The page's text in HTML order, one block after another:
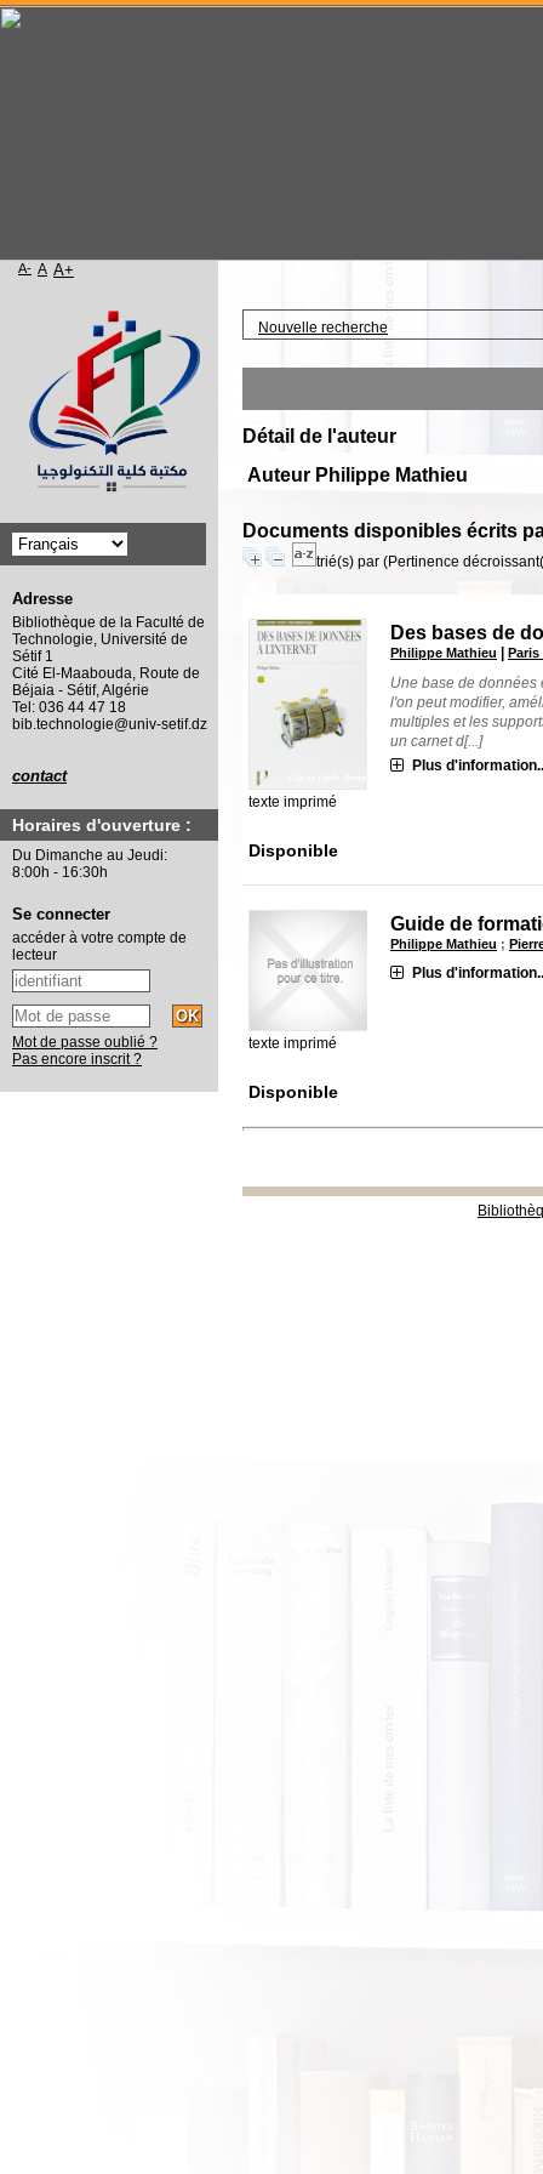
Nouvelle recherche
Détail de l'auteur
Auteur Philippe Mathieu
Documents disponibles écrits
trié(s) par (Pertinence
texte imprimé
Des bases de
Philippe Mathieu |
Une base de données
l'on peut modifier,
multiples et les
un carnet d[...]
Plus
Disponible
texte imprimé
Guide de
Philippe Mathieu ;
Plus
Disponible
Accueil
A- A A+
Adresse
Bibliothèque de la Faculté de
Technologie, Université de
Sétif 1
Cité El-Maabouda, Route de
Béjaia - Sétif, Algérie
Tel: 036 44 47 18
bib.technologie@univ-setif.dz
contact
Horaires d'ouverture :
Du Dimanche au Jeudi:
8:00h - 16:30h
Se connecter
accéder à votre compte de
lecteur
Mot de passe oublié ?
Pas encore inscrit ?